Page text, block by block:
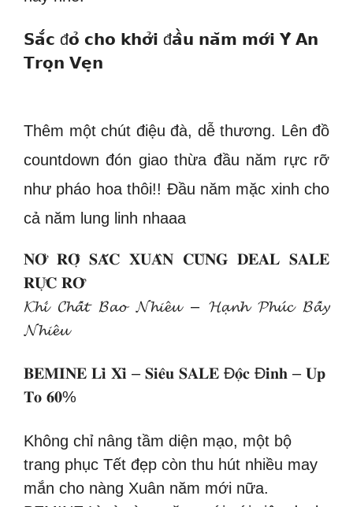
𝗦𝗮̆́𝗰 đ𝗼̉ 𝗰𝗵𝗼 𝗸𝗵𝗼̛̉𝗶 đ𝗮̂̀𝘂 𝗻𝗮̆𝗺 𝗺𝗼̛́𝗶 𝗬́ 𝗔𝗻
𝗧𝗿𝗼̣𝗻 𝗩𝗲̣𝗻
Thêm một chút điệu đà, dễ thương. Lên đồ
countdown đón giao thừa đầu năm rực rỡ
như pháo hoa thôi!! Đầu năm mặc xinh cho
cả năm lung linh nhaaa
𝐍𝐎̛̉ 𝐑𝐎̣̂ 𝐒𝐀̆́𝐂 𝐗𝐔𝐀̂𝐍 𝐂𝐔̀𝐍𝐆 𝐃𝐄𝐀𝐋 𝐒𝐀𝐋𝐄
𝐑𝐔̛̣𝐂 𝐑𝐎̛̃
𝓚𝓱𝓲́ 𝓒𝓱𝓪̂́𝓽 𝓑𝓪𝓸 𝓝𝓱𝓲𝓮̂𝓾 – 𝓗𝓪̣𝓷𝓱 𝓟𝓱𝓾́𝓬 𝓑𝓪̂́𝔂
𝓝𝓱𝓲𝓮̂𝓾
𝐁𝐄𝐌𝐈𝐍𝐄 𝐋𝐢̀ 𝐗𝐢̀ – 𝐒𝐢𝐞̂𝐮 𝐒𝐀𝐋𝐄 Đ𝐨̣̂𝐜 Đ𝐢̉𝐧𝐡 – 𝐔𝐩
𝐓𝐨 𝟔𝟎%
Không chỉ nâng tầm diện mạo, một bộ
trang phục Tết đẹp còn thu hút nhiều may
mắn cho nàng Xuân năm mới nữa.